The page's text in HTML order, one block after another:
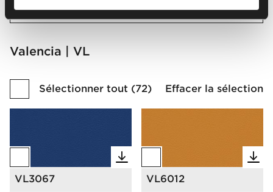
Valencia
Valencia | VL
Sélectionner tout (72) Effacer la sélection
VL3067 VL6012